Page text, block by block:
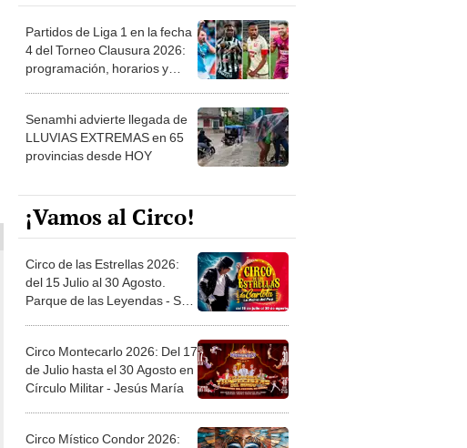
Partidos de Liga 1 en la fecha
4 del Torneo Clausura 2026:
programación, horarios y
Senamhi advierte llegada de
LLUVIAS EXTREMAS en 65
provincias desde HOY
¡Vamos al Circo!
Circo de las Estrellas 2026:
del 15 Julio al 30 Agosto.
Parque de las Leyendas - San
Circo Montecarlo 2026: Del 17
de Julio hasta el 30 Agosto en
Círculo Militar - Jesús María
Circo Místico Condor 2026: